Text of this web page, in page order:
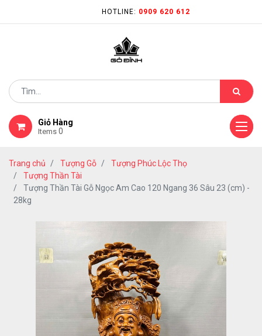
HOTLINE: 0909 620 612
Giỏ Hàng
Items 0
Trang chủ Tượng Gỗ
Tượng Phúc Lộc Thọ
Tượng Thần Tài
Tượng Thần Tài Gỗ Ngọc Am Cao 120 Ngang 36 Sâu 23 (cm) -
28kg